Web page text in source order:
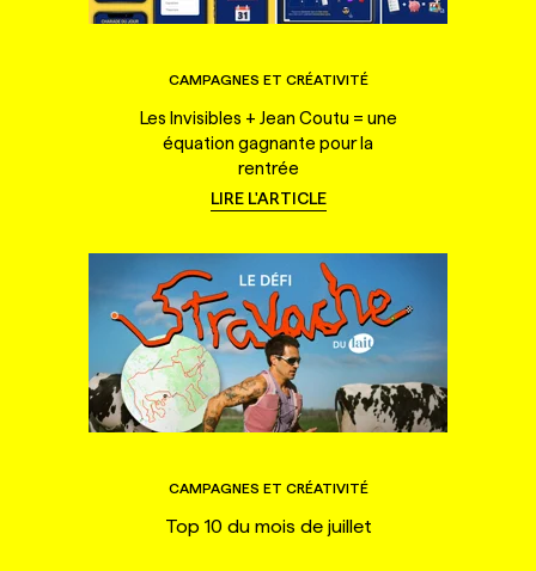
CAMPAGNES ET CRÉATIVITÉ
Les Invisibles + Jean Coutu = une
équation gagnante pour la
rentrée
LIRE L'ARTICLE
CAMPAGNES ET CRÉATIVITÉ
Top 10 du mois de juillet